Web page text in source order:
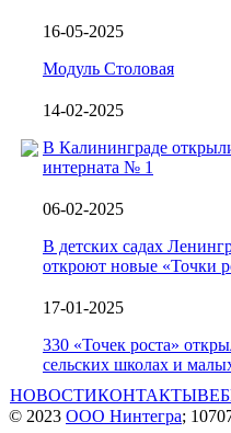
16-05-2025
Модуль Столовая
14-02-2025
В Калининграде
интерната № 1
06-02-2025
В детских садах
откроют новые «Точки
17-01-2025
330 «Точек роста»
сельских школах и
НОВОСТИКОНТАКТЫ
© 2023 ООО Нинтегра;